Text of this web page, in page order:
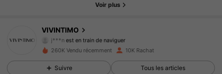
Voir plus
VIVINTIMO
j***n
est en train de naviguer
4.79
4.79 4.8K Suiveurs
260K Vendu récemment 10K Rachat
Suivre Tous les articles